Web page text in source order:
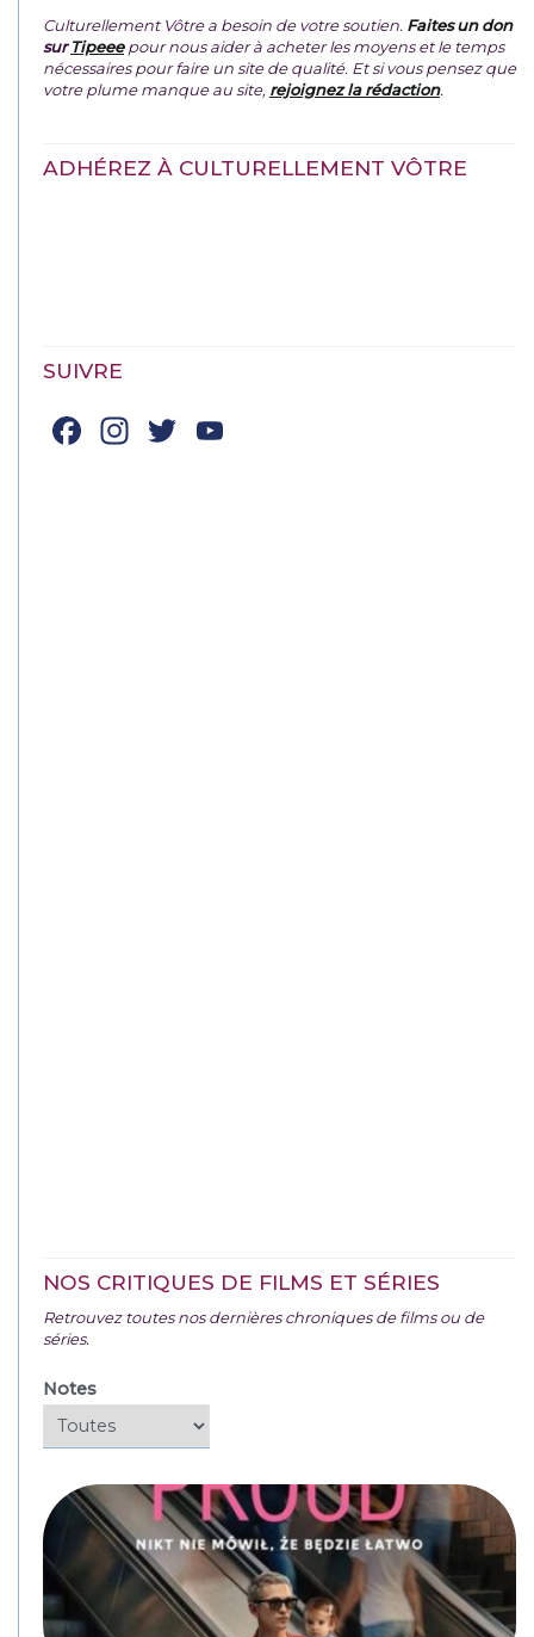
Culturellement Vôtre a besoin de votre soutien. Faites un don
surTipeeepour nous aider à acheter les moyens et le temps
nécessaires pour faire un site de qualité. Et si vous pensez que
votre plume manque au site, rejoignez la rédaction.
ADHÉREZ À CULTURELLEMENT VÔTRE
SUIVRE
Facebook
Instagram
Twitter
NOS CRITIQUES DE FILMS ET SÉRIES
Retrouvez toutes nos dernières chroniques de films ou de
séries.
Notes